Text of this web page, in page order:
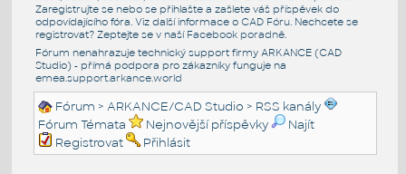
Zaregistrujte se nebo se přihlašte a zašlete váš příspěvek do
odpovídajícího fóra. Viz další informace o CAD Fóru. Nechcete se
registrovat? Zeptejte se v naší Facebook poradně.
Fórum nenahrazuje technický support firmy ARKANCE (CAD
Studio) - přímá podpora pro zákazníky funguje na
emea.support.arkance.world
Fórum >ARKANCE/CAD Studio > RSS kanály
Fórum Témata
Nejnovější příspěvky
Najít
Registrovat
Přihlásit